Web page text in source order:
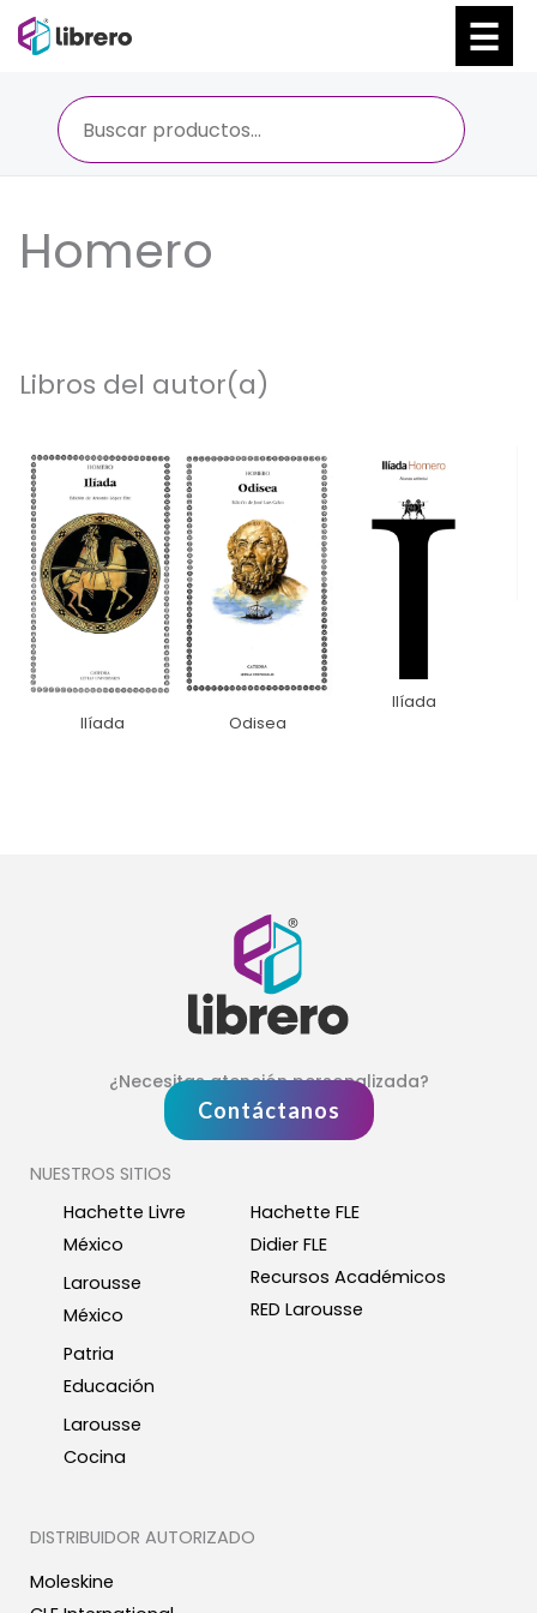
Homero
Libros del autor(a)
Ilíada Odisea
Ilíada
¿Necesitas atención personalizada?
Contáctanos
NUESTROS SITIOS
Hachette Livre
México
Larousse
México
Patria
Educación
Larousse
Cocina
Hachette FLE
Didier FLE
Recursos Académicos
RED Larousse
DISTRIBUIDOR AUTORIZADO
Moleskine